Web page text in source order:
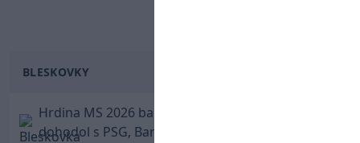
BLESKOVKY
Hrdina MS 2026 balí kufre! Ferran Torres sa
dohodol s PSG, Barcelona mu brániť nebude